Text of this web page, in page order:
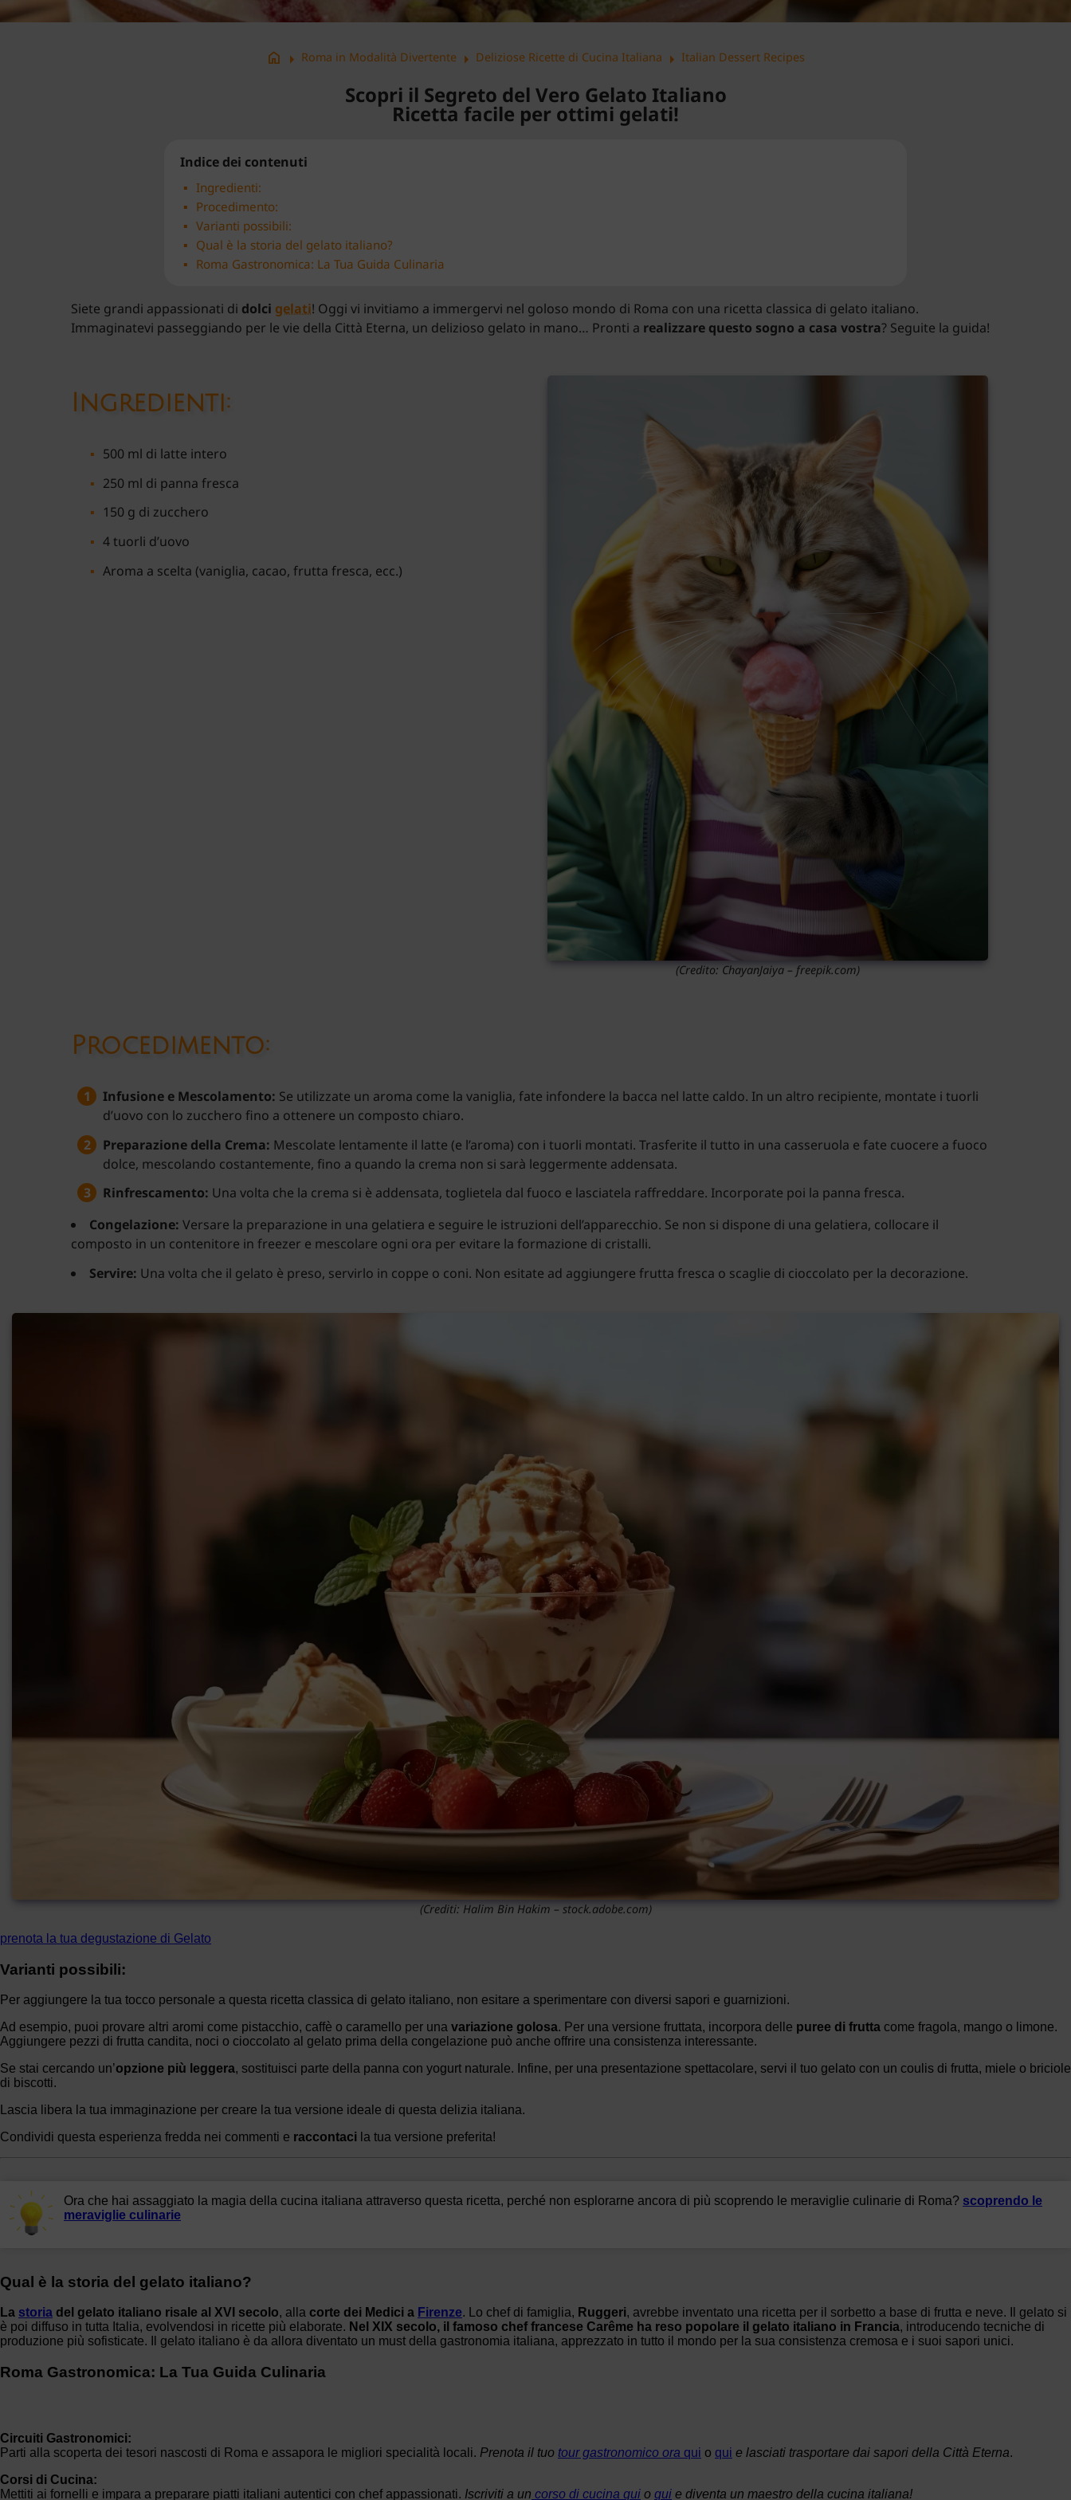
home arrow_right Roma in Modalità Divertente arrow_right Deliziose Ricette di Cucina Italiana arrow_right Italian Dessert Recipes
Scopri il Segreto del Vero Gelato Italiano
Ricetta facile per ottimi gelati!
Indice dei contenuti
Ingredienti:
Procedimento:
Varianti possibili:
Qual è la storia del gelato italiano?
Roma Gastronomica: La Tua Guida Culinaria
Siete grandi appassionati di dolci gelati! Oggi vi invitiamo a immergervi nel goloso mondo di Roma con una ricetta classica di gelato italiano.
Immaginatevi passeggiando per le vie della Città Eterna, un delizioso gelato in mano… Pronti a realizzare questo sogno a casa vostra? Seguite la guida!
Ingredienti:
500 ml di latte intero
250 ml di panna fresca
150 g di zucchero
4 tuorli d’uovo
Aroma a scelta (vaniglia, cacao, frutta fresca, ecc.)
(Credito: ChayanJaiya – freepik.com)
Procedimento:
Infusione e Mescolamento: Se utilizzate un aroma come la vaniglia, fate infondere la bacca nel latte caldo. In un altro recipiente, montate i tuorli
d’uovo con lo zucchero fino a ottenere un composto chiaro.
Preparazione della Crema: Mescolate lentamente il latte (e l’aroma) con i tuorli montati. Trasferite il tutto in una casseruola e fate cuocere a fuoco
dolce, mescolando costantemente, fino a quando la crema non si sarà leggermente addensata.
Rinfrescamento: Una volta che la crema si è addensata, toglietela dal fuoco e lasciatela raffreddare. Incorporate poi la panna fresca.
Congelazione: Versare la preparazione in una gelatiera e seguire le istruzioni dell’apparecchio. Se non si dispone di una gelatiera, collocare il
composto in un contenitore in freezer e mescolare ogni ora per evitare la formazione di cristalli.
Servire: Una volta che il gelato è preso, servirlo in coppe o coni. Non esitate ad aggiungere frutta fresca o scaglie di cioccolato per la decorazione.
(Crediti: Halim Bin Hakim – stock.adobe.com)
prenota la tua degustazione di Gelato
Varianti possibili:
Per aggiungere la tua tocco personale a questa ricetta classica di gelato italiano, non esitare a sperimentare con diversi sapori e guarnizioni.
Ad esempio, puoi provare altri aromi come pistacchio, caffè o caramello per una variazione golosa. Per una versione fruttata, incorpora delle puree di frutta come fragola, mango o limone.
Aggiungere pezzi di frutta candita, noci o cioccolato al gelato prima della congelazione può anche offrire una consistenza interessante.
Se stai cercando un’opzione più leggera, sostituisci parte della panna con yogurt naturale. Infine, per una presentazione spettacolare, servi il tuo gelato con un coulis di frutta, miele o briciole
di biscotti.
Lascia libera la tua immaginazione per creare la tua versione ideale di questa delizia italiana.
Condividi questa esperienza fredda nei commenti e raccontaci la tua versione preferita!
Ora che hai assaggiato la magia della cucina italiana attraverso questa ricetta, perché non esplorarne ancora di più scoprendo le meraviglie culinarie di Roma? scoprendo le
meraviglie culinarie
Qual è la storia del gelato italiano?
La storia del gelato italiano risale al XVI secolo, alla corte dei Medici a Firenze. Lo chef di famiglia, Ruggeri, avrebbe inventato una ricetta per il sorbetto a base di frutta e neve. Il gelato si
è poi diffuso in tutta Italia, evolvendosi in ricette più elaborate. Nel XIX secolo, il famoso chef francese Carême ha reso popolare il gelato italiano in Francia, introducendo tecniche di
produzione più sofisticate. Il gelato italiano è da allora diventato un must della gastronomia italiana, apprezzato in tutto il mondo per la sua consistenza cremosa e i suoi sapori unici.
Roma Gastronomica: La Tua Guida Culinaria
Circuiti Gastronomici:
Parti alla scoperta dei tesori nascosti di Roma e assapora le migliori specialità locali. Prenota il tuo tour gastronomico ora qui o qui e lasciati trasportare dai sapori della Città Eterna.
Corsi di Cucina:
Mettiti ai fornelli e impara a preparare piatti italiani autentici con chef appassionati. Iscriviti a un corso di cucina qui o qui e diventa un maestro della cucina italiana!